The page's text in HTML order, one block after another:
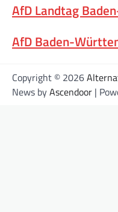
AfD Landtag
AfD Baden-
Copyright © 2026
News byAscendoor |